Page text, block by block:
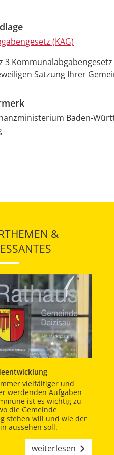
(KAG)
3
Satzung Ihrer
Baden-
&
vielfältiger und
werdenden Aufgaben
ist es wichtig zu
die Gemeinde
stehen will und wie der
aussehen soll.
weiterlesen